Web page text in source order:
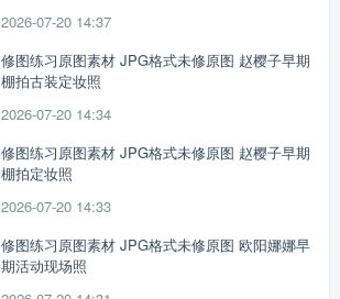
2026-07-20 14:37
修图练习原图素材 JPG格式未修原图 赵樱子早期
棚拍古装定妆照
2026-07-20 14:34
修图练习原图素材 JPG格式未修原图 赵樱子早期
棚拍定妆照
2026-07-20 14:33
修图练习原图素材 JPG格式未修原图 欧阳娜娜早
期活动现场照